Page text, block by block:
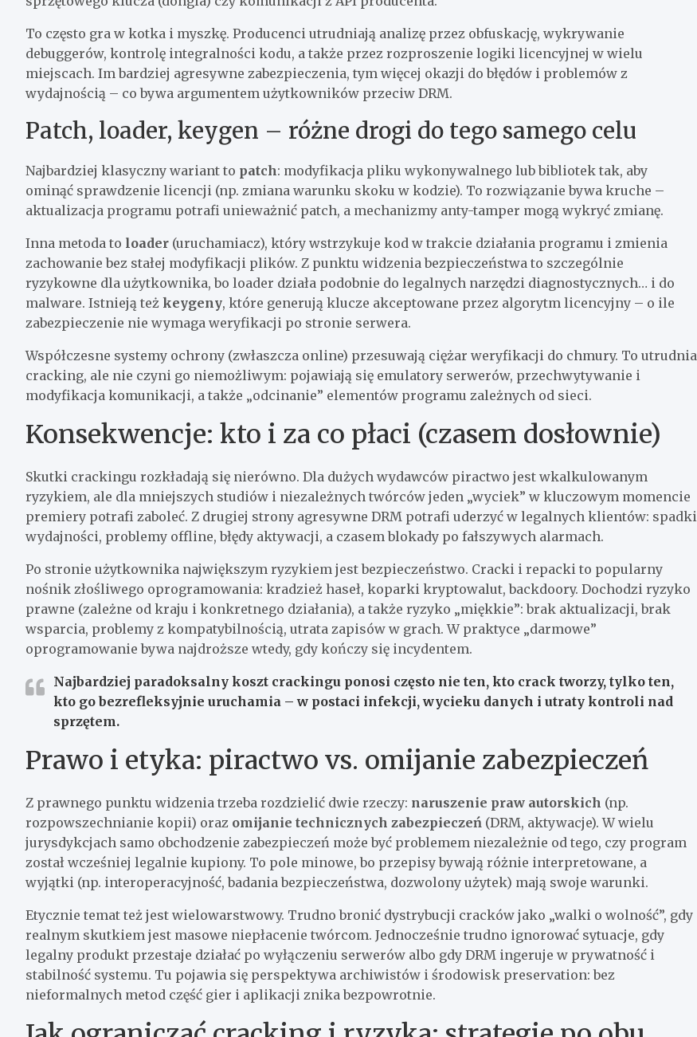
To często gra w kotka i myszkę. Producenci utrudniają analizę przez obfuskację, wykrywanie
debuggerów, kontrolę integralności kodu, a także przez rozproszenie logiki licencyjnej w wielu
miejscach. Im bardziej agresywne zabezpieczenia, tym więcej okazji do błędów i problemów z
wydajnością – co bywa argumentem użytkowników przeciw DRM.
Patch, loader, keygen – różne drogi do tego samego celu
Najbardziej klasyczny wariant to patch: modyfikacja pliku wykonywalnego lub bibliotek tak, aby
ominąć sprawdzenie licencji (np. zmiana warunku skoku w kodzie). To rozwiązanie bywa kruche –
aktualizacja programu potrafi unieważnić patch, a mechanizmy anty-tamper mogą wykryć zmianę.
Inna metoda to loader (uruchamiacz), który wstrzykuje kod w trakcie działania programu i zmienia
zachowanie bez stałej modyfikacji plików. Z punktu widzenia bezpieczeństwa to szczególnie
ryzykowne dla użytkownika, bo loader działa podobnie do legalnych narzędzi diagnostycznych… i do
malware. Istnieją też keygeny, które generują klucze akceptowane przez algorytm licencyjny – o ile
zabezpieczenie nie wymaga weryfikacji po stronie serwera.
Współczesne systemy ochrony (zwłaszcza online) przesuwają ciężar weryfikacji do chmury. To utrudnia
cracking, ale nie czyni go niemożliwym: pojawiają się emulatory serwerów, przechwytywanie i
modyfikacja komunikacji, a także „odcinanie” elementów programu zależnych od sieci.
Konsekwencje: kto i za co płaci (czasem dosłownie)
Skutki crackingu rozkładają się nierówno. Dla dużych wydawców piractwo jest wkalkulowanym
ryzykiem, ale dla mniejszych studiów i niezależnych twórców jeden „wyciek” w kluczowym momencie
premiery potrafi zaboleć. Z drugiej strony agresywne DRM potrafi uderzyć w legalnych klientów: spadki
wydajności, problemy offline, błędy aktywacji, a czasem blokady po fałszywych alarmach.
Po stronie użytkownika największym ryzykiem jest bezpieczeństwo. Cracki i repacki to popularny
nośnik złośliwego oprogramowania: kradzież haseł, koparki kryptowalut, backdoory. Dochodzi ryzyko
prawne (zależne od kraju i konkretnego działania), a także ryzyko „miękkie”: brak aktualizacji, brak
wsparcia, problemy z kompatybilnością, utrata zapisów w grach. W praktyce „darmowe”
oprogramowanie bywa najdroższe wtedy, gdy kończy się incydentem.
Najbardziej paradoksalny koszt crackingu ponosi często nie ten, kto crack tworzy, tylko ten,
kto go bezrefleksyjnie uruchamia – w postaci infekcji, wycieku danych i utraty kontroli nad
sprzętem.
Prawo i etyka: piractwo vs. omijanie zabezpieczeń
Z prawnego punktu widzenia trzeba rozdzielić dwie rzeczy: naruszenie praw autorskich (np.
rozpowszechnianie kopii) oraz omijanie technicznych zabezpieczeń (DRM, aktywacje). W wielu
jurysdykcjach samo obchodzenie zabezpieczeń może być problemem niezależnie od tego, czy program
został wcześniej legalnie kupiony. To pole minowe, bo przepisy bywają różnie interpretowane, a
wyjątki (np. interoperacyjność, badania bezpieczeństwa, dozwolony użytek) mają swoje warunki.
Etycznie temat też jest wielowarstwowy. Trudno bronić dystrybucji cracków jako „walki o wolność”, gdy
realnym skutkiem jest masowe niepłacenie twórcom. Jednocześnie trudno ignorować sytuacje, gdy
legalny produkt przestaje działać po wyłączeniu serwerów albo gdy DRM ingeruje w prywatność i
stabilność systemu. Tu pojawia się perspektywa archiwistów i środowisk preservation: bez
nieformalnych metod część gier i aplikacji znika bezpowrotnie.